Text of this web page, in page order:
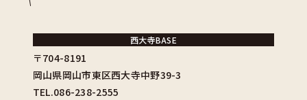
西大寺BASE
〒704-8191
岡山県岡山市東区西大寺中野39-3
TEL.086-238-2555